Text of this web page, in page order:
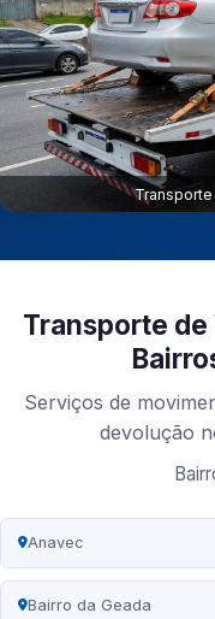
Transporte
Transporte
Serviços de
devolução
Anavec
Bairro da Geada